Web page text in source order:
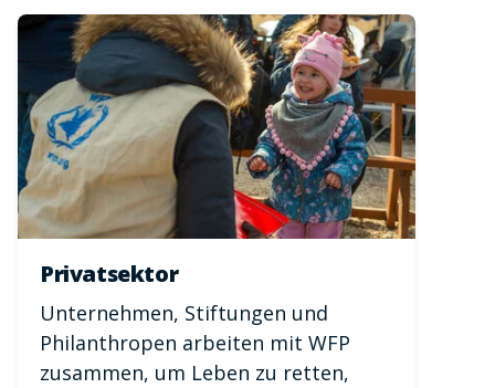
Privatsektor
Unternehmen, Stiftungen und
Philanthropen arbeiten mit WFP
zusammen, um Leben zu retten,